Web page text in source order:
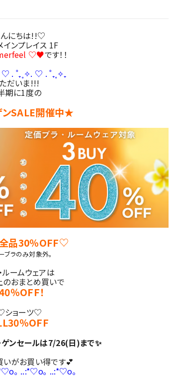
にちは!!♡
インプレイス 1F
♡♥です！！
. ˚₊˳✧. ♡ . ˚₊˳✧₊
だいま!!!
期に1度の
SALE開催中★
品30％OFF♡
ブラのみ対象外。
ルームウェアは
おまとめ買いで
％OFF！
ョーツ♡
％OFF
ンセールは7/26(日)まで✨
いがお買い得です💕
｡ ..:*♡o｡ ..:*♡o｡